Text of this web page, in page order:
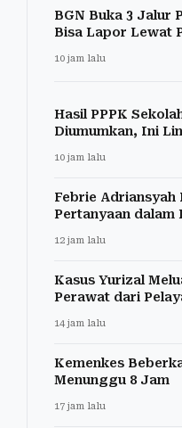
BGN Buka 3 Jalur
Bisa Lapor Lewat
10 jam lalu
Hasil PPPK
Diumumkan, Ini
10 jam lalu
Febrie Adriansyah
Pertanyaan dalam
12 jam lalu
Kasus Yurizal
Perawat dari
14 jam lalu
Kemenkes
Menunggu 8 Jam
17 jam lalu